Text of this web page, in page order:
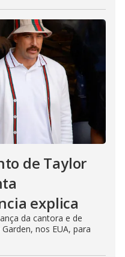
de Taylor
explica
da cantora e de
nos EUA, para